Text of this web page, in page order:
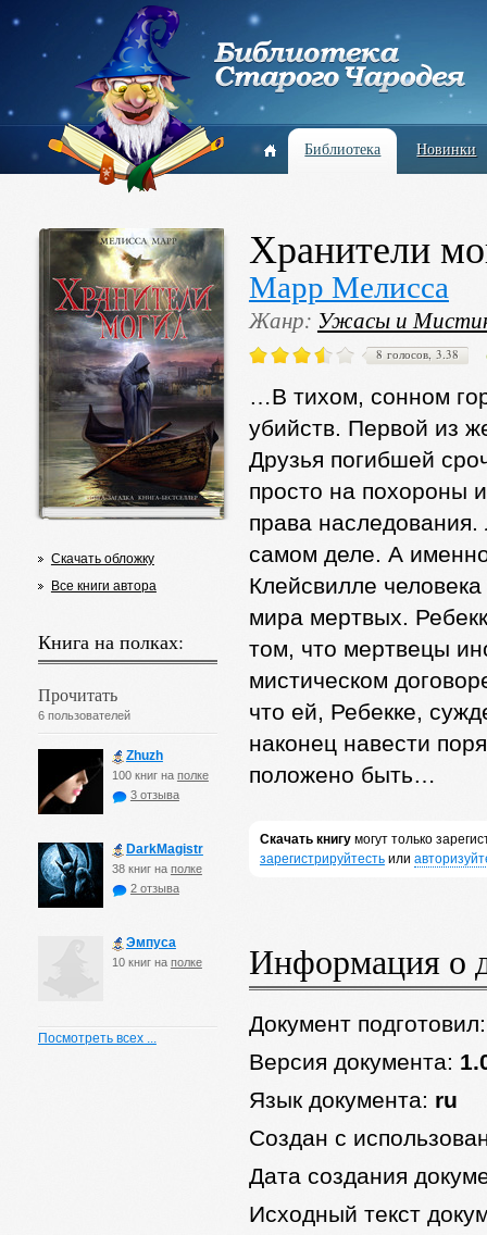
Библиотека Новинки
Скачать обложку
Все книги автора
Книга на полках:
Прочитать
6 пользователей
Zhuzh
100 книг на полке
3 отзыва
DarkMagistr
38 книг на полке
2 отзыва
Эмпуса
10 книг на полке
Посмотреть всех ...
Хранители
Марр Мелисса
Жанр: Ужасы и
8 голосов, 3.38
…В тихом, сонном
убийств. Первой из
Друзья погибшей
просто на похороны
права
самом деле. А
Клейсвилле
мира мертвых.
том, что мертвецы
мистическом
что ей, Ребекке,
наконец навести
положено быть…
Скачать книгумогут только
зарегистрируйтестьили
Информация о
Документ
Версия документа:
Язык документа: ru
Создан с
Дата создания
Исходный текст